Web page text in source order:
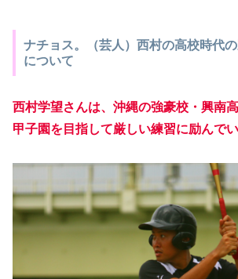
ナチョス。（芸人）西村の高校時代
について
西村学望さんは、沖縄の強豪校・興南
甲子園を目指して厳しい練習に励んでい